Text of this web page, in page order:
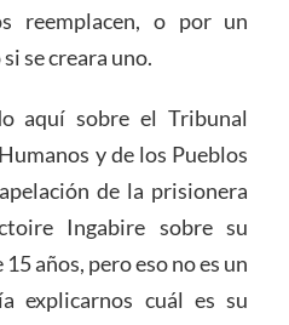
reemplacen, o por un
se creara uno.
aquí sobre el Tribunal
y de los Pueblos
de la prisionera
Ingabire sobre su
años, pero eso no es un
explicarnos cuál es su